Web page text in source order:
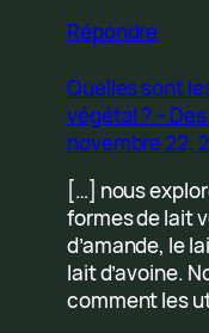
Répondre
Quelles sont
végétal ? –
novembre 22,
[…] nous
formes de lait
d’amande, le
lait d’avoine.
comment les